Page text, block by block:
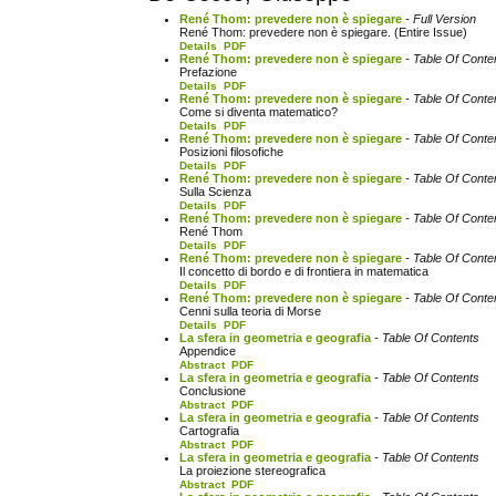
René Thom: prevedere non è spiegare - Full Version
René Thom: prevedere non è spiegare. (Entire Issue)
Details PDF
René Thom: prevedere non è spiegare - Table Of
Prefazione
Details PDF
René Thom: prevedere non è spiegare - Table Of
Come si diventa matematico?
Details PDF
René Thom: prevedere non è spiegare - Table Of
Posizioni filosofiche
Details PDF
René Thom: prevedere non è spiegare - Table Of
Sulla Scienza
Details PDF
René Thom: prevedere non è spiegare - Table Of
René Thom
Details PDF
René Thom: prevedere non è spiegare - Table Of
Il concetto di bordo e di frontiera in matematica
Details PDF
René Thom: prevedere non è spiegare - Table Of
Cenni sulla teoria di Morse
Details PDF
La sfera in geometria e geografia - Table Of Contents
Appendice
Abstract PDF
La sfera in geometria e geografia - Table Of Contents
Conclusione
Abstract PDF
La sfera in geometria e geografia - Table Of Contents
Cartografia
Abstract PDF
La sfera in geometria e geografia - Table Of Contents
La proiezione stereografica
Abstract PDF